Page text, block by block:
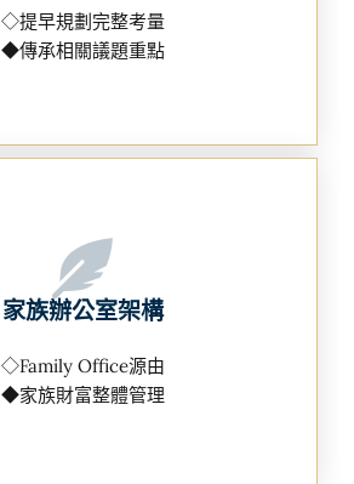
◇提早規劃完整考量
◆傳承相關議題重點
家族辦公室架構
◇Family Office源由
◆家族財富整體管理